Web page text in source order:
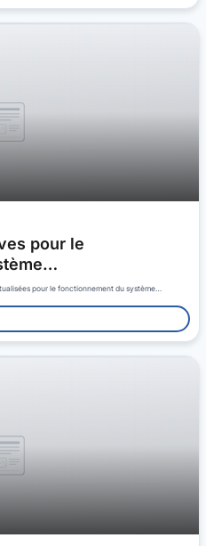
pour le
pour le fonctionnement du système…